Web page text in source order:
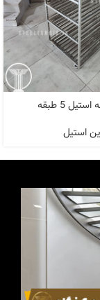
5 طبقه
استیل